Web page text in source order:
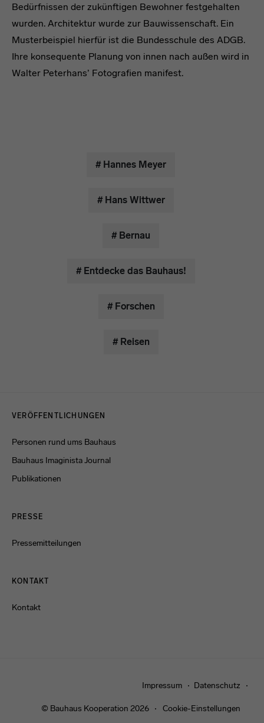
Bedürfnissen der zukünftigen Bewohner festgehalten
wurden. Architektur wurde zur Bauwissenschaft. Ein
Musterbeispiel hierfür ist die Bundesschule des ADGB.
Ihre konsequente Planung von innen nach außen wird in
Walter Peterhans’ Fotografien manifest.
# Hannes Meyer
# Hans Wittwer
# Bernau
# Entdecke das Bauhaus!
# Forschen
# Reisen
VERÖFFENTLICHUNGEN
Personen rund ums Bauhaus
Bauhaus Imaginista Journal
Publikationen
PRESSE
Pressemitteilungen
KONTAKT
Kontakt
Impressum Datenschutz
© Bauhaus Kooperation 2026 Cookie-Einstellungen